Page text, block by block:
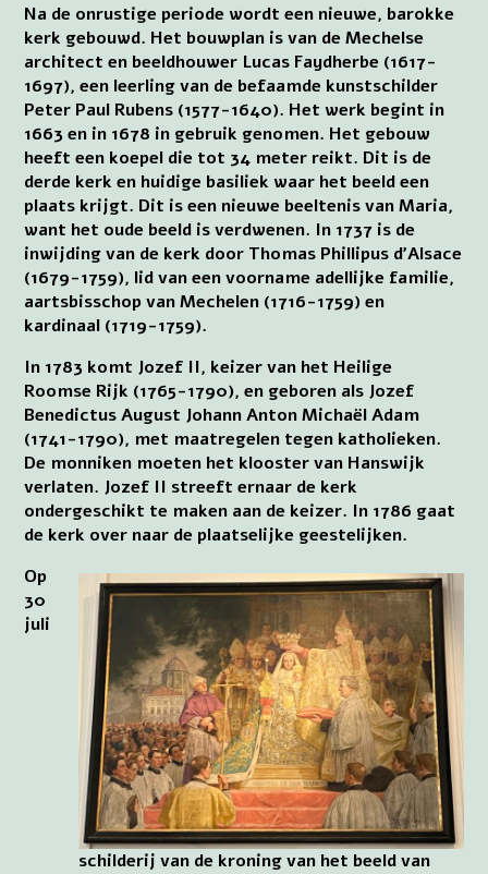
Na de onrustige periode wordt een nieuwe, barokke
kerk gebouwd. Het bouwplan is van de Mechelse
architect en beeldhouwer Lucas Faydherbe (1617-
1697), een leerling van de befaamde kunstschilder
Peter Paul Rubens (1577-1640). Het werk begint in
1663 en in 1678 in gebruik genomen. Het gebouw
heeft een koepel die tot 34 meter reikt. Dit is de
derde kerk en huidige basiliek waar het beeld een
plaats krijgt. Dit is een nieuwe beeltenis van Maria,
want het oude beeld is verdwenen. In 1737 is de
inwijding van de kerk door Thomas Phillipus d’Alsace
(1679-1759), lid van een voorname adellijke familie,
aartsbisschop van Mechelen (1716-1759) en
kardinaal (1719-1759).
In 1783 komt Jozef II, keizer van het Heilige
Roomse Rijk (1765-1790), en geboren als Jozef
Benedictus August Johann Anton Michaël Adam
(1741-1790), met maatregelen tegen katholieken.
De monniken moeten het klooster van Hanswijk
verlaten. Jozef II streeft ernaar de kerk
ondergeschikt te maken aan de keizer. In 1786 gaat
de kerk over naar de plaatselijke geestelijken.
schilderij van de kroning van het beeld van
Op
30
juli